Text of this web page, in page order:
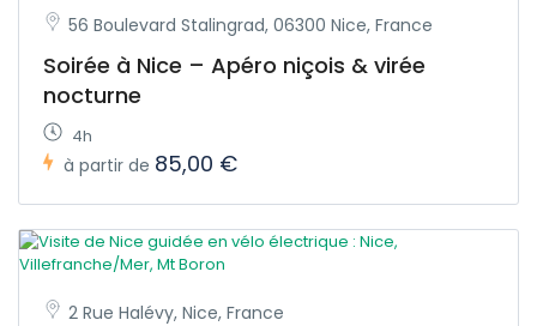
56 Boulevard Stalingrad, 06300 Nice, France
Soirée à Nice – Apéro niçois & virée
nocturne
4h
à partir de 85,00 €
2 Rue Halévy, Nice, France